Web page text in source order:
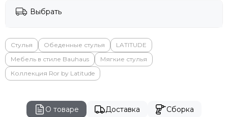
Выбрать
Стулья Обеденные стулья
LATITUDE
Мебель в стиле Bauhaus
Мягкие стулья
Коллекция Ror by Latitude
О товаре Доставка
Сборка